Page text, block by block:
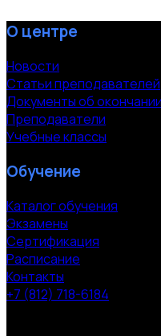
О центре
Новости
Статьи преподавателей
Документы об окончании
Преподаватели
Учебные классы
Обучение
Каталог обучения
Экзамены
Сертификация
Расписание
Контакты
+7 (812) 718-6184